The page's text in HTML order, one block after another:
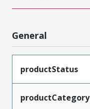
General
productStatus
productCategory